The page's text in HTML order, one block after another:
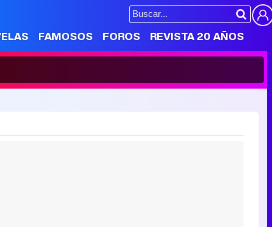
FAMOSOS FOROS REVISTA 20 AÑOS